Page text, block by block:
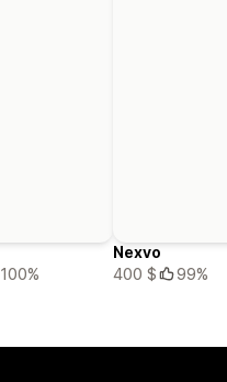
100%
Nexvo
400 $
99%